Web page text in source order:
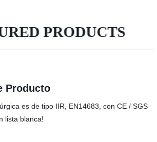
PRODUCTS
Producto
es de tipo IIR, EN14683, con CE / SGS
lista blanca!